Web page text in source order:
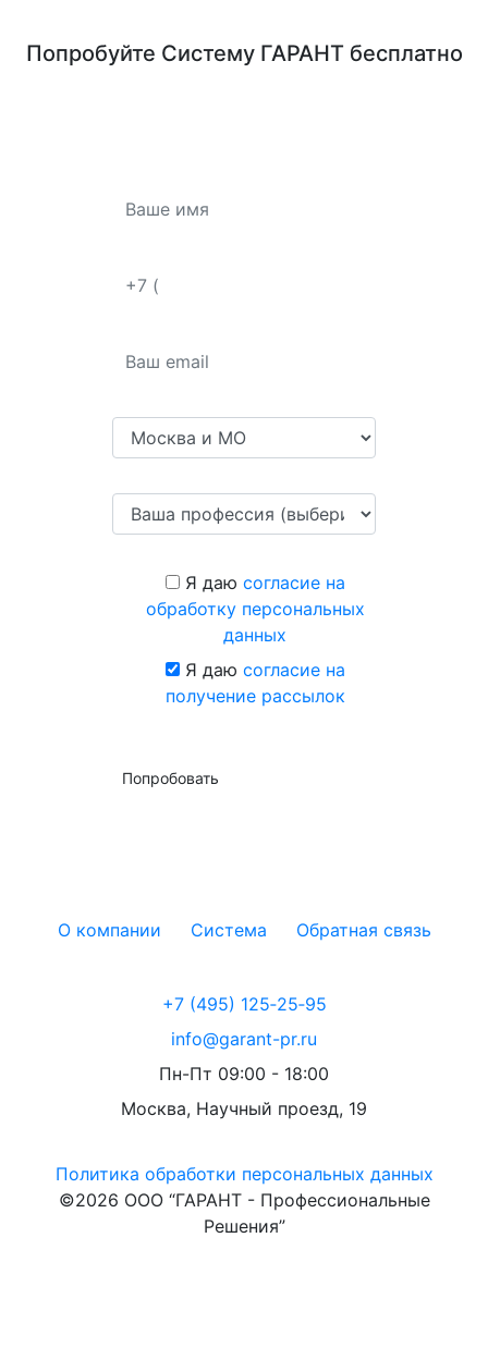
Попробуйте Систему ГАРАНТбесплатно
Я даю согласие на
обработку персональных
данных
Я даю согласие на
получение рассылок
Попробовать
О компании Система Обратная связь
+7 (495) 125‑25‑95
info@garant-pr.ru
Пн-Пт 09:00 - 18:00
Москва, Научный проезд, 19
Политика обработки персональных данных
©2026 ООО “ГАРАНТ - Профессиональные
Решения”